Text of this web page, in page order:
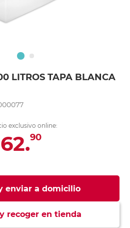
LITROS TAPA BLANCA
exclusivo online:
90
enviar a domicilio
recoger en tienda